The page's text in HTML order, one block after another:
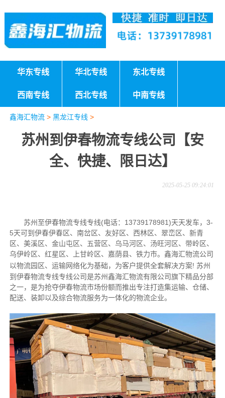
华东专线 华北专线 东北专线
西南专线 西北专线 中南专线
鑫海汇物流> 黑龙江专线 >
苏州到伊春物流专线公司【安
全、快捷、限日达】
2025-05-25 09:24:01
苏州至伊春物流专线专线(电话：13739178981)天天发车，3-
5天可到伊春伊春区、南岔区、友好区、西林区、翠峦区、新青
区、美溪区、金山屯区、五营区、乌马河区、汤旺河区、带岭区、
乌伊岭区、红星区、上甘岭区、嘉荫县、铁力市。鑫海汇物流公司
以物流园区、运输网络化为基础，为客户提供全套解决方案! 苏州
到伊春物流专线专线公司是苏州鑫海汇物流有限公司旗下精品分部
之一，是为抢夺伊春物流市场份额而推出专注打造集运输、仓储、
配送、装卸以及综合物流服务为一体化的物流企业。